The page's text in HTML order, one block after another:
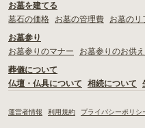
お墓を建てる
墓石の価格
お墓の管理費
お墓のリ
お墓参り
お墓参りのマナー
お墓参りのお供え
葬儀について
仏壇・仏具について
相続について
運営者情報 利用規約 プライバシーポリシ